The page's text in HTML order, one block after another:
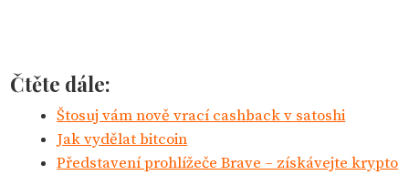
Čtěte dále:
Štosuj vám nově vrací cashback v satoshi
Jak vydělat bitcoin
Představení prohlížeče Brave – získávejte krypto